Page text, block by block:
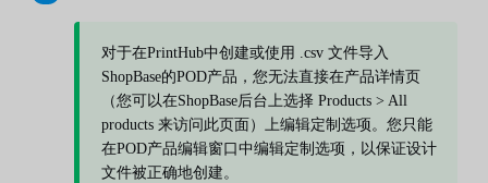
对于在PrintHub中创建或使用 .csv 文件导入
ShopBase的POD产品，您无法直接在产品详情页
（您可以在ShopBase后台上选择 Products > All
products 来访问此页面）上编辑定制选项。您只能
在POD产品编辑窗口中编辑定制选项，以保证设计
文件被正确地创建。